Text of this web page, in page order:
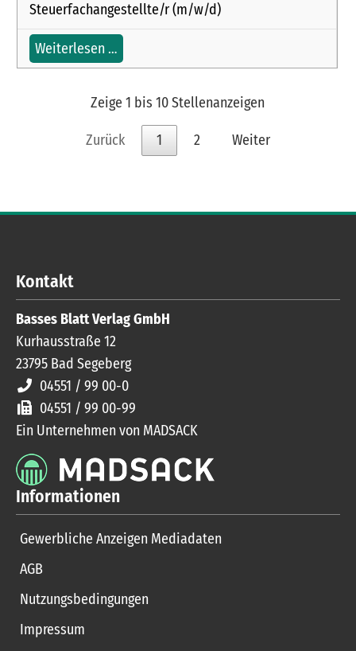
Steuerfachangestellte/r (m/w/d)
Weiterlesen …
Zeige 1 bis 10 Stellenanzeigen
Zurück 1 2 Weiter
Kontakt
Basses Blatt Verlag GmbH
Kurhausstraße 12
23795 Bad Segeberg
04551 / 99 00-0
04551 / 99 00-99
Ein Unternehmen von MADSACK
Informationen
Gewerbliche Anzeigen Mediadaten
AGB
Nutzungsbedingungen
Impressum